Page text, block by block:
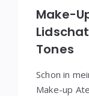
Make-
Tones
Schon in
Make-up